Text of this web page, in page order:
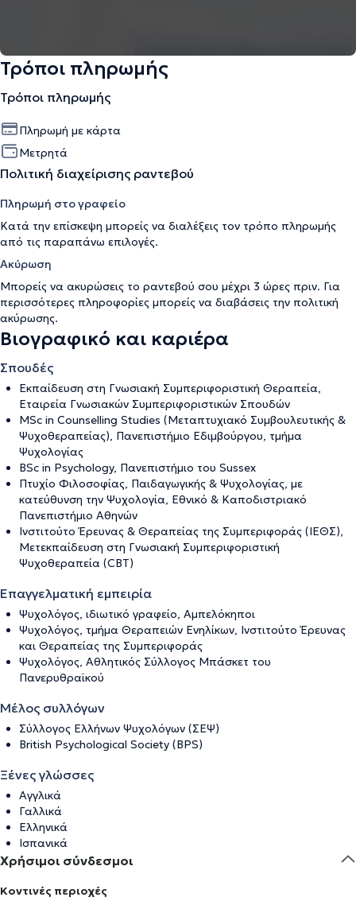
Τρόποι πληρωμής
Τρόποι πληρωμής
Πληρωμή με κάρτα
Μετρητά
Πολιτική διαχείρισης ραντεβού
Πληρωμή στο γραφείο
Κατά την επίσκεψη μπορείς να διαλέξεις τον τρόπο πληρωμής
από τις παραπάνω επιλογές.
Ακύρωση
Μπορείς να ακυρώσεις το ραντεβού σου μέχρι 3 ώρες πριν. Για
περισσότερες πληροφορίες μπορείς να διαβάσεις την πολιτική
ακύρωσης.
Βιογραφικό και καριέρα
Σπουδές
Εκπαίδευση στη Γνωσιακή Συμπεριφοριστική Θεραπεία,
Εταιρεία Γνωσιακών Συμπεριφοριστικών Σπουδών
MSc in Counselling Studies (Μεταπτυχιακό Συμβουλευτικής &
Ψυχοθεραπείας), Πανεπιστήμιο Εδιμβούργου, τμήμα
Ψυχολογίας
BSc in Psychology, Πανεπιστήμιο του Sussex
Πτυχίο Φιλοσοφίας, Παιδαγωγικής & Ψυχολογίας, με
κατεύθυνση την Ψυχολογία, Εθνικό & Καποδιστριακό
Πανεπιστήμιο Αθηνών
Ινστιτούτο Έρευνας & Θεραπείας της Συμπεριφοράς (ΙΕΘΣ),
Μετεκπαίδευση στη Γνωσιακή Συμπεριφοριστική
Ψυχοθεραπεία (CBT)
Επαγγελματική εμπειρία
Ψυχολόγος, ιδιωτικό γραφείο, Αμπελόκηποι
Ψυχολόγος, τμήμα Θεραπειών Ενηλίκων, Ινστιτούτο Έρευνας
και Θεραπείας της Συμπεριφοράς
Ψυχολόγος, Αθλητικός Σύλλογος Μπάσκετ του
Πανερυθραϊκού
Μέλος συλλόγων
Σύλλογος Ελλήνων Ψυχολόγων (ΣΕΨ)
British Psychological Society (BPS)
Ξένες γλώσσες
Αγγλικά
Γαλλικά
Ελληνικά
Ισπανικά
Χρήσιμοι σύνδεσμοι
Κοντινές περιοχές